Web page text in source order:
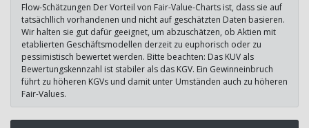
Flow-Schätzungen Der Vorteil von Fair-Value-Charts ist, dass sie auf
tatsächllich vorhandenen und nicht auf geschätzten Daten basieren.
Wir halten sie gut dafür geeignet, um abzuschätzen, ob Aktien mit
etablierten Geschäftsmodellen derzeit zu euphorisch oder zu
pessimistisch bewertet werden. Bitte beachten: Das KUV als
Bewertungskennzahl ist stabiler als das KGV. Ein Gewinneinbruch
führt zu höheren KGVs und damit unter Umständen auch zu höheren
Fair-Values.